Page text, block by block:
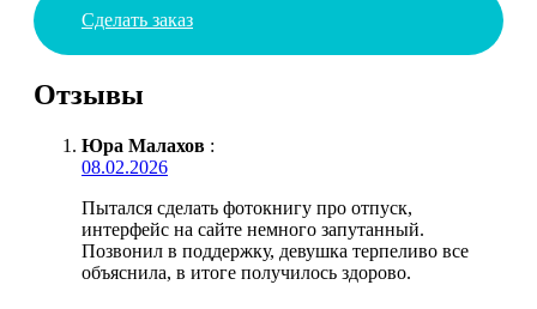
Сделать заказ
Отзывы
Юра Малахов :
08.02.2026
Пытался сделать фотокнигу про отпуск,
интерфейс на сайте немного запутанный.
Позвонил в поддержку, девушка терпеливо все
объяснила, в итоге получилось здорово.